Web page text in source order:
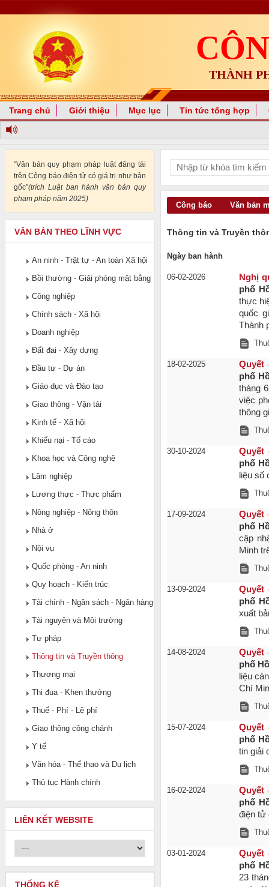
THÀNH
Trang chủ Giới thiệu Mục lục Tin tức tổng hợp
"Văn bản quy phạm pháp luật đăng tải
trên Công báo điện tử có giá trị như bản
gốc"(trích Luật ban hành văn bản quy
phạm pháp năm 2025)
VĂN BẢN THEO LĨNH VỰC
An ninh - Trật tự - An toàn Xã hội
Bồi thường - Giải phóng mặt bằng
Công nghiệp
Chính sách - Xã hội
Doanh nghiệp
Đất đai - Xây dựng
Đầu tư - Dự án
Giáo dục và Đào tạo
Giao thông - Vận tải
Kinh tế - Xã hội
Khiếu nại - Tố cáo
Khoa học và Công nghệ
Lâm nghiệp
Lương thực - Thực phẩm
Nông nghiệp - Nông thôn
Nhà ở
Nội vụ
Quốc phòng - An ninh
Quy hoạch - Kiến trúc
Tài chính - Ngân sách - Ngân hàng
Tài nguyên và Môi trường
Tư pháp
Thông tin và Truyền thông
Thương mại
Thi đua - Khen thưởng
Thuế - Phí - Lệ phí
Giao thông công chánh
Y tế
Văn hóa - Thể thao và Du lịch
Thủ tục Hành chính
LIÊN KẾT WEBSITE
THỐNG KÊ
Công báo Văn bản
Thông tin và Truyền
Ngày ban hành
06-02-2026
Nghị
phố
thực
quốc
Thành
18-02-2025
Quyết
phố
tháng
việc
thông
30-10-2024
Quyết
phố
liệu số
17-09-2024
Quyết
phố
cập
Minh
13-09-2024
Quyết
phố
xuất
14-08-2024
Quyết
phố
liệu
Chí
15-07-2024
Quyết
phố
tin giải
16-02-2024
Quyết
phố
điện tử
03-01-2024
Quyết
phố
23